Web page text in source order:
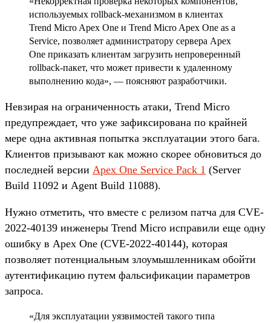
используемых rollback-механизмом в клиентах
Trend Micro Apex One и Trend Micro Apex One as a
Service, позволяет администратору сервера Apex
One приказать клиентам загрузить непроверенный
rollback-пакет, что может привести к удаленному
выполнению кода», — поясняют разработчики.
Невзирая на ограниченность атаки, Trend Micro
предупреждает, что уже зафиксирована по крайней
мере одна активная попытка эксплуатации этого бага.
Клиентов призывают как можно скорее обновиться до
последней версии Apex One Service Pack 1 (Server
Build 11092 и Agent Build 11088).
Нужно отметить, что вместе с релизом патча для CVE-
2022-40139 инженеры Trend Micro исправили еще одну
ошибку в Apex One (CVE-2022-40144), которая
позволяет потенциальным злоумышленникам обойти
аутентификацию путем фальсификации параметров
запроса.
«Для эксплуатации уязвимостей такого типа